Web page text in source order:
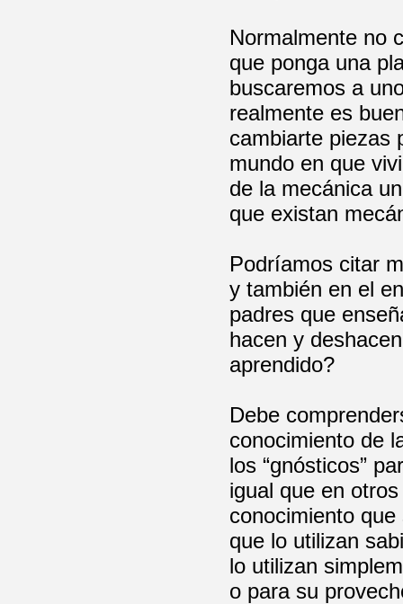
Normalmente no
que ponga una
buscaremos a
realmente es
cambiarte piezas
mundo en que
de la mecánica
que existan
Podríamos citar
y también en el
padres que
hacen y
aprendido?
Debe
conocimiento de
los “gnósticos”
igual que en
conocimiento
que lo utilizan
lo utilizan
o para su